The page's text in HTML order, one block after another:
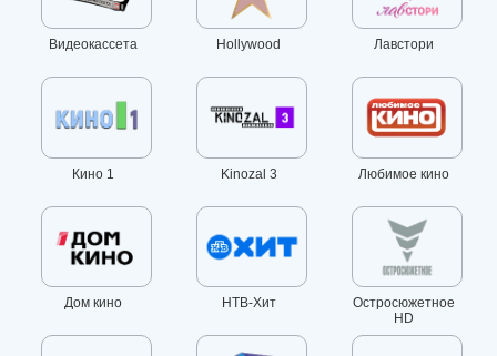
Видеокассета Hollywood Лавстори
Кино 1 Kinozal 3 Любимое кино
Дом кино НТВ-Хит
Остросюжетное
HD